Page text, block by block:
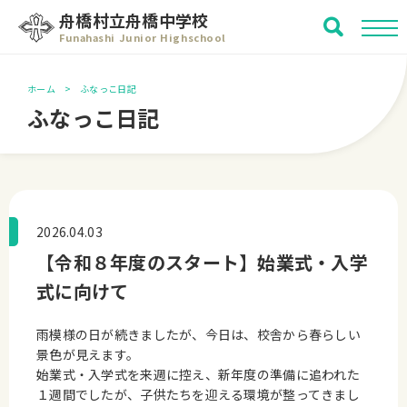
舟橋村立舟橋中学校
Funahashi Junior Highschool
ホーム ふなっこ日記
ふなっこ日記
2026.04.03
【令和８年度のスタート】始業式・入学
式に向けて
雨模様の日が続きましたが、今日は、校舎から春らしい
景色が見えます。
始業式・入学式を来週に控え、新年度の準備に追われた
１週間でしたが、子供たちを迎える環境が整ってきまし